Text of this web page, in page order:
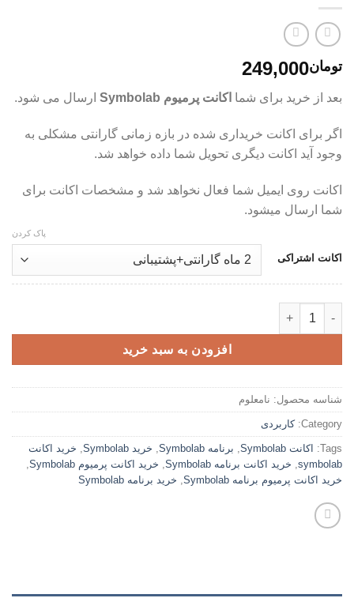
تومان249,000
بعد از خرید برای شما اکانت پرمیوم Symbolab ارسال می شود.
اگر برای اکانت خریداری شده در بازه زمانی گارانتی مشکلی به
وجود آید اکانت دیگری تحویل شما داده خواهد شد.
اکانت روی ایمیل شما فعال نخواهد شد و مشخصات اکانت برای
شما ارسال میشود.
اکانت اشتراکی
پاک کردن
اکانت پرمیوم Symbolab - حل سریع مسائل ریاضی عدد
افزودن به سبد خرید
شناسه محصول: نامعلوم
Category: کاربردی
Tags: اکانت Symbolab , برنامه Symbolab , خرید Symbolab , خرید اکانت
symbolab
, خرید اکانت برنامه Symbolab , خرید اکانت پرمیوم Symbolab
,
خرید اکانت پرمیوم برنامه Symbolab
, خرید برنامه Symbolab